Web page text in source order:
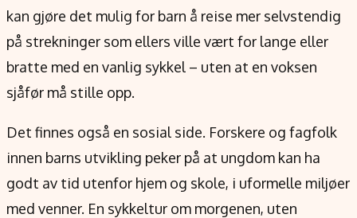
kan gjøre det mulig for barn å reise mer selvstendig
på strekninger som ellers ville vært for lange eller
bratte med en vanlig sykkel – uten at en voksen
sjåfør må stille opp.
Det finnes også en sosial side. Forskere og fagfolk
innen barns utvikling peker på at ungdom kan ha
godt av tid utenfor hjem og skole, i uformelle miljøer
med venner. En sykkeltur om morgenen, uten